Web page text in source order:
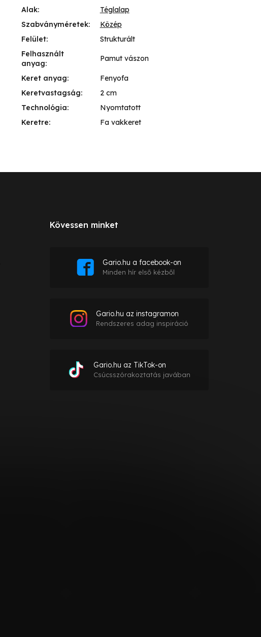
Alak:
Téglalap
Szabványméretek:
Közép
Felület:
Strukturált
Felhasznált
anyag:
Pamut vászon
Keret anyag:
Fenyofa
Keretvastagság:
2 cm
Technológia:
Nyomtatott
Keretre: Fa vakkeret
Kövessen minket
Gario.hu a facebook-on
Minden hír első kézből
Gario.hu az instagramon
Rendszeres adag inspiráció
Gario.hu az TikTok-on
Csúcsszórakoztatás javában